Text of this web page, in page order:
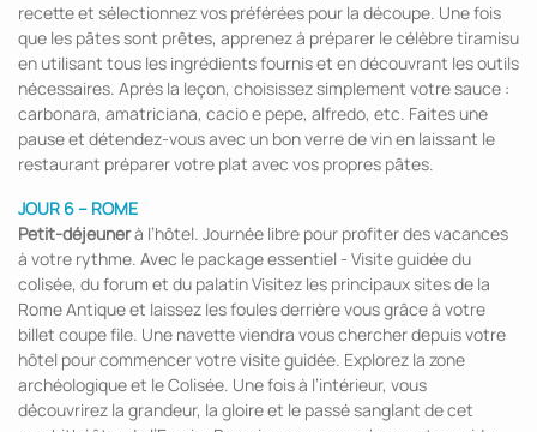
recette et sélectionnez vos préférées pour la découpe. Une fois
que les pâtes sont prêtes, apprenez à préparer le célèbre tiramisu
en utilisant tous les ingrédients fournis et en découvrant les outils
nécessaires. Après la leçon, choisissez simplement votre sauce :
carbonara, amatriciana, cacio e pepe, alfredo, etc. Faites une
pause et détendez-vous avec un bon verre de vin en laissant le
restaurant préparer votre plat avec vos propres pâtes.
JOUR 6 – ROME
Petit-déjeunerà l’hôtel. Journée libre pour profiter des vacances
à votre rythme. Avec le package essentiel - Visite guidée du
colisée, du forum et du palatin Visitez les principaux sites de la
Rome Antique et laissez les foules derrière vous grâce à votre
billet coupe file. Une navette viendra vous chercher depuis votre
hôtel pour commencer votre visite guidée. Explorez la zone
archéologique et le Colisée. Une fois à l’intérieur, vous
découvrirez la grandeur, la gloire et le passé sanglant de cet